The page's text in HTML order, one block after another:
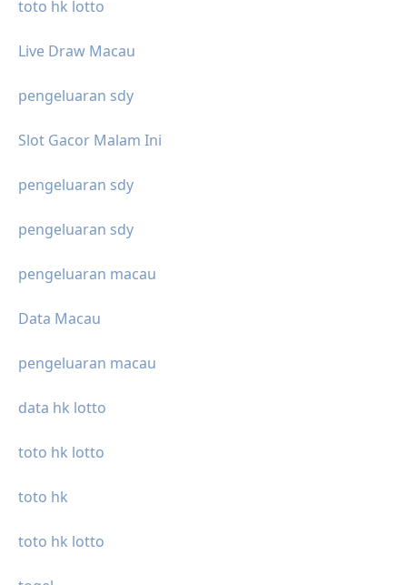
toto hk lotto
Live Draw Macau
pengeluaran sdy
Slot Gacor Malam Ini
pengeluaran sdy
pengeluaran sdy
pengeluaran macau
Data Macau
pengeluaran macau
data hk lotto
toto hk lotto
toto hk
toto hk lotto